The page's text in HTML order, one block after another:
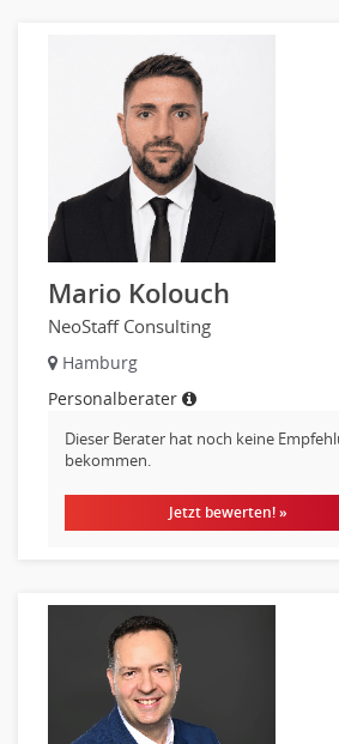
Beauty, Wellness
Elektrik, Sanitär, Heizung, Klima
Fertigung, Produktion
Gastronomie, Hotellerie
Holzhandwerk
Handwerk, Dienstleistung & Fertigung
Mechaniker
Metallhandwerk
Nahrungsmittelherstellung, -verarbeitung
Raumgestaltung
Reiseverkehr, Touristik
Sicherheitsdienste, Schutzdienste
Automatisierungstechnik
Bauwesen
Entwicklung
Fahrzeugtechnik
Fertigungstechnik
gebaeude-versorgungs-sicherheitstechnik
Mario Kolouch
NeoStaff Consulting
Hamburg
Personalberater
Dieser Berater hat noch keine
bekommen.
Jetzt bewerten! »